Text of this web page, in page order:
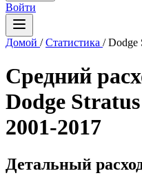
Войти
Домой / Статистика / Dodge
Средний
Dodge
2001-2017
Детальный